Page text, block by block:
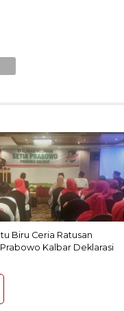
Biru Ceria Ratusan
Kalbar Deklarasi